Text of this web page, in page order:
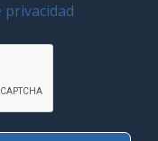
privacidad